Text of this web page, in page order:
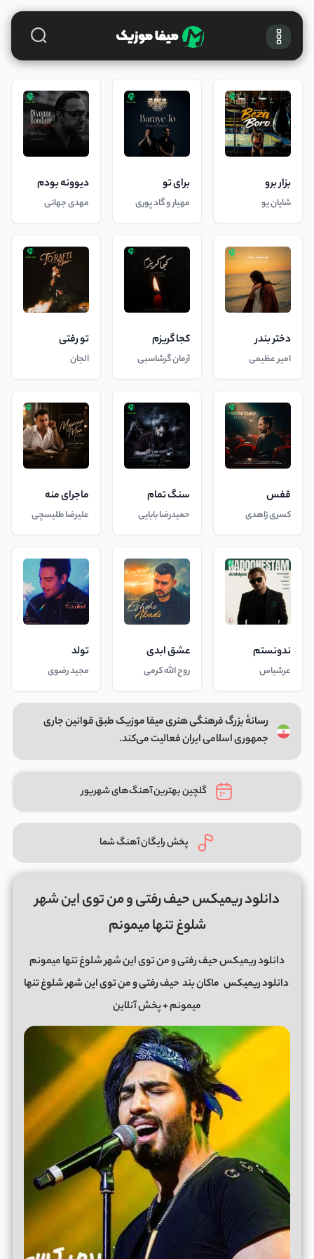
بزار برو
شایان یو
برای تو
مهیار و گاد پوری
دیوونه بودم
مهدی جهانی
دختر بندر
امیر عظیمی
کجا گریزم
آرمان گرشاسبی
تو رفتی
الجان
قفس
کسری زاهدی
سنگ تمام
حمیدرضا بابایی
ماجرای منه
علیرضا طلیسچی
ندونستم
عرشیاس
عشق ابدی
روح الله کرمی
تولد
مجید رضوی
رسانهٔ بزرگ فرهنگی هنری میفا موزیک طبق قوانین جاری
جمهوری اسلامی ایران فعالیت می‌کند.
گلچین بهترین آهنگ‌های شهریور
پخش رایگان آهنگ شما
دانلود ریمیکس حیف رفتی و من توی این شهر
شلوغ تنها میمونم
دانلود ریمیکس حیف رفتی و من توی این شهر شلوغ تنها میمونم
دانلود ریمیکس ماکان بند حیف رفتی و من توی این شهر شلوغ تنها
میمونم + پخش آنلاین